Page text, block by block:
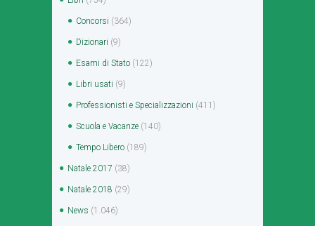
Concorsi (364)
Dizionari (9)
Esami di Stato (122)
Libri usati (9)
Professionisti e Specializzazioni (411)
Scuola e Vacanze (140)
Tempo Libero (189)
Natale 2017 (38)
Natale 2018 (29)
News (1.046)